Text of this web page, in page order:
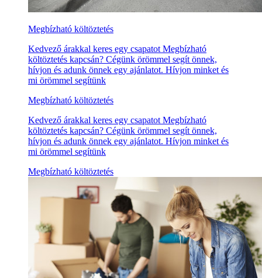
Megbízható költöztetés
Kedvező árakkal keres egy csapatot Megbízható
költöztetés kapcsán? Cégünk örömmel segít önnek,
hívjon és adunk önnek egy ajánlatot. Hívjon minket és
mi örömmel segítünk
Megbízható költöztetés
Kedvező árakkal keres egy csapatot Megbízható
költöztetés kapcsán? Cégünk örömmel segít önnek,
hívjon és adunk önnek egy ajánlatot. Hívjon minket és
mi örömmel segítünk
Megbízható költöztetés